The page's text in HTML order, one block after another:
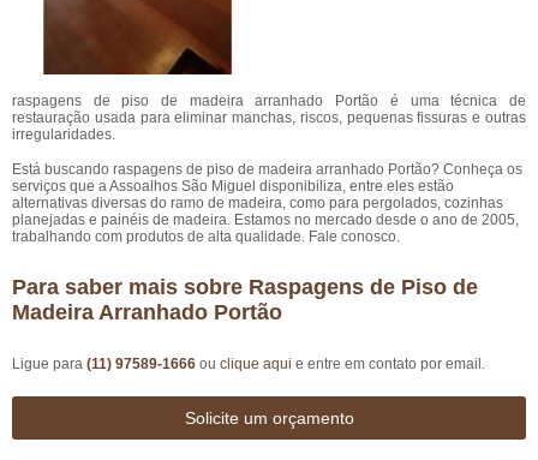
raspagens de piso de madeira arranhado Portão é uma técnica de
restauração usada para eliminar manchas, riscos, pequenas fissuras e outras
irregularidades.
Está buscando raspagens de piso de madeira arranhado Portão? Conheça os
serviços que a Assoalhos São Miguel disponibiliza, entre eles estão
alternativas diversas do ramo de madeira, como para pergolados, cozinhas
planejadas e painéis de madeira. Estamos no mercado desde o ano de 2005,
trabalhando com produtos de alta qualidade. Fale conosco.
Para saber mais sobre Raspagens de Piso de
Madeira Arranhado Portão
Ligue para (11) 97589-1666 ou clique aqui e entre em contato por email.
Solicite um orçamento